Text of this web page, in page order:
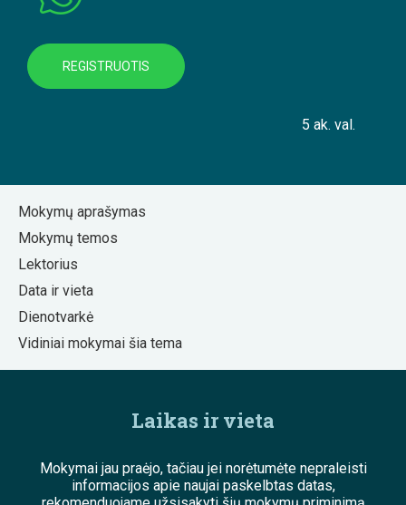
REGISTRUOTIS
5 ak. val.
Mokymų aprašymas
Mokymų temos
Lektorius
Data ir vieta
Dienotvarkė
Vidiniai mokymai šia tema
Laikas ir vieta
Mokymai jau praėjo, tačiau jei norėtumėte nepraleisti
informacijos apie naujai paskelbtas datas,